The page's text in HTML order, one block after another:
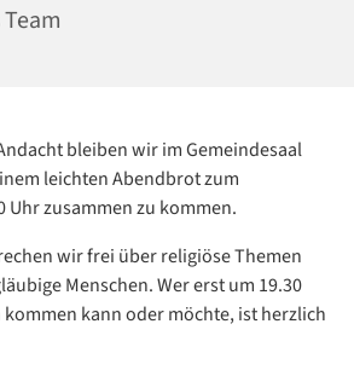
bleiben wir im Gemeindesaal
leichten Abendbrot zum
Uhr zusammen zu kommen.
wir frei über religiöse Themen
Menschen. Wer erst um 19.30
kann oder möchte, ist herzlich